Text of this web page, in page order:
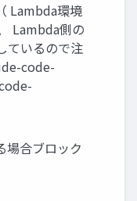
Lambda環境
Lambda側の
ているので注
code-
場合ブロック